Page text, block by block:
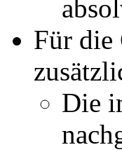
Für die
Die